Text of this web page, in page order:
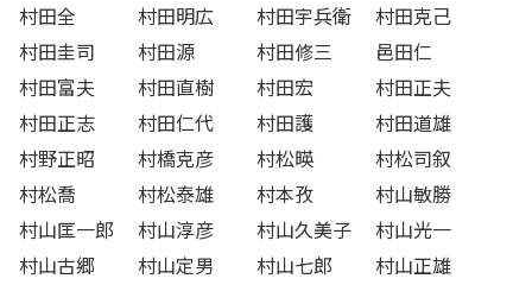
村田全
村田明広 村田宇兵衛
村田克己
村田圭司
村田源 村田修三
邑田仁
村田富夫
村田直樹 村田宏
村田正夫
村田正志
村田仁代 村田護
村田道雄
村野正昭
村橋克彦 村松暎
村松司叙
村松喬
村松泰雄 村本孜
村山敏勝
村山匡一郎
村山淳彦 村山久美子
村山光一
村山古郷
村山定男 村山七郎
村山正雄